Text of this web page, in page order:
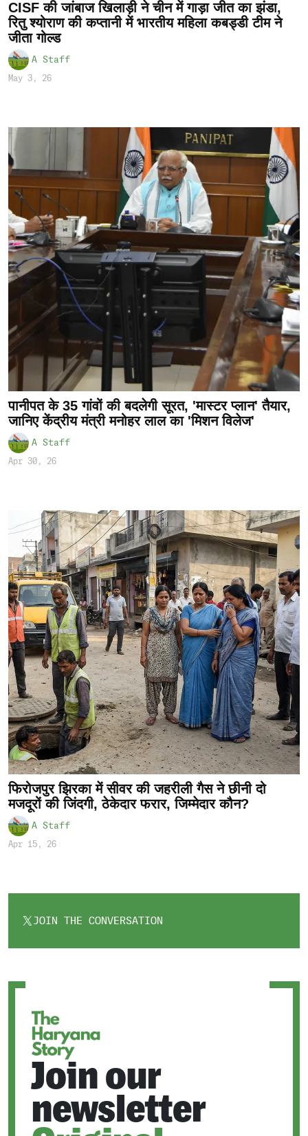
CISF की जांबाज खिलाड़ी ने चीन में गाड़ा जीत का झंडा,
रितु श्योराण की कप्तानी में भारतीय महिला कबड्डी टीम ने
जीता गोल्ड
A Staff
May 3, 26
पानीपत के 35 गांवों की बदलेगी सूरत, 'मास्टर प्लान' तैयार,
जानिए केंद्रीय मंत्री मनोहर लाल का 'मिशन विलेज'
A Staff
Apr 30, 26
फिरोजपुर झिरका में सीवर की जहरीली गैस ने छीनी दो
मजदूरों की जिंदगी, ठेकेदार फरार, जिम्मेदार कौन?
A Staff
Apr 15, 26
JOIN THE CONVERSATION
OPENS
Join our
newsletter